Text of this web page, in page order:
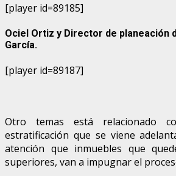
[player id=89185]
Ociel Ortiz y Director de planeación
García.
[player id=89187]
Otro temas está relacionado
estratificación que se viene
atención que inmuebles que
superiores, van a impugnar el